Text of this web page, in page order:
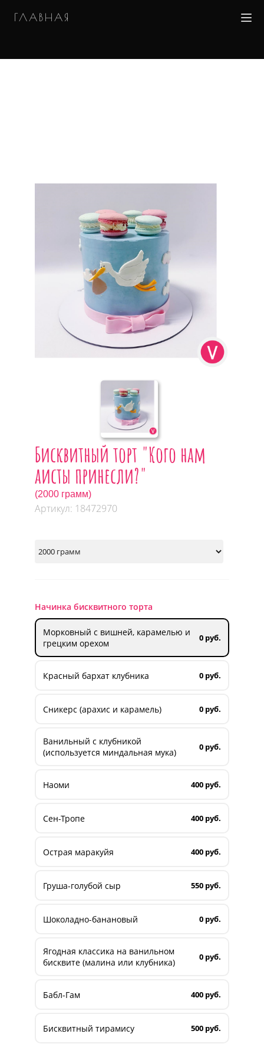
ГЛАВНАЯ
Бисквитный торт "Кого нам
аисты принесли?"
(2000 грамм)
Артикул: 18472970
Начинка бисквитного торта
Морковный с вишней, карамелью и
грецким орехом
0 руб.
Красный бархат клубника 0 руб.
Сникерс (арахис и карамель) 0 руб.
Ванильный с клубникой
(используется миндальная мука)
0 руб.
Наоми 400 руб.
Сен-Тропе 400 руб.
Острая маракуйя 400 руб.
Груша-голубой сыр 550 руб.
Шоколадно-банановый 0 руб.
Ягодная классика на ванильном
бисквите (малина или клубника)
0 руб.
Бабл-Гам 400 руб.
Бисквитный тирамису 500 руб.